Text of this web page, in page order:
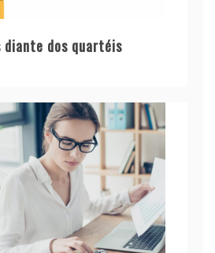
diante dos quartéis